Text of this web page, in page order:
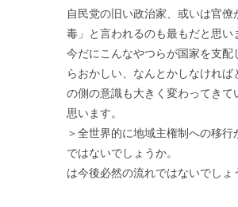
自民党の旧い政治家、或いは官僚
毒」と言われるのも最もだと思い
今だにこんなやつらが国家を支配
らおかしい、なんとかしなければ
の側の意識も大きく変わってきて
思います。
＞全世界的に地域主権制への移行
ではないでしょうか。
は今後必然の流れではないでしょ